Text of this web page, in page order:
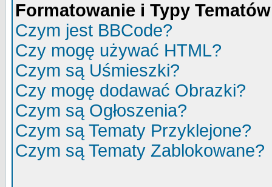
Formatowanie i Typy Tematów
Czym jest BBCode?
Czy mogę używać HTML?
Czym są Uśmieszki?
Czy mogę dodawać Obrazki?
Czym są Ogłoszenia?
Czym są Tematy Przyklejone?
Czym są Tematy Zablokowane?